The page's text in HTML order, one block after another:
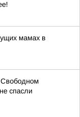
мамах в
спасли